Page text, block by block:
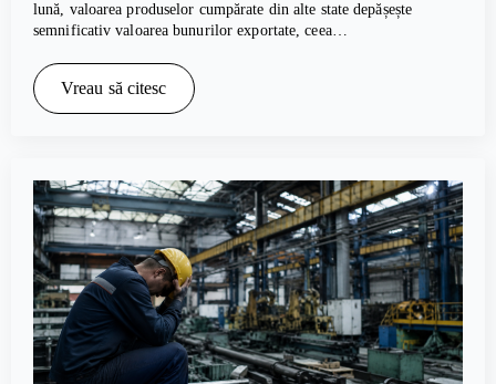
lună, valoarea produselor cumpărate din alte state depășește
semnificativ valoarea bunurilor exportate, ceea…
Vreau să citesc